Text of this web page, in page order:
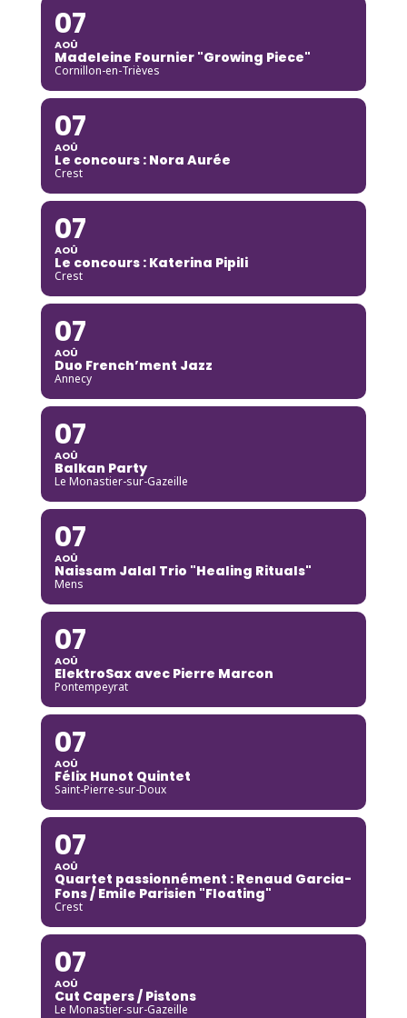
07
AOÛ
Madeleine Fournier "Growing Piece"
Cornillon-en-Trièves
07
AOÛ
Le concours : Nora Aurée
Crest
07
AOÛ
Le concours : Katerina Pipili
Crest
07
AOÛ
Duo French’ment Jazz
Annecy
07
AOÛ
Balkan Party
Le Monastier-sur-Gazeille
07
AOÛ
Naissam Jalal Trio "Healing Rituals"
Mens
07
AOÛ
ElektroSax avec Pierre Marcon
Pontempeyrat
07
AOÛ
Félix Hunot Quintet
Saint-Pierre-sur-Doux
07
AOÛ
Quartet passionnément : Renaud Garcia-
Fons / Emile Parisien "Floating"
Crest
07
AOÛ
Cut Capers / Pistons
Le Monastier-sur-Gazeille